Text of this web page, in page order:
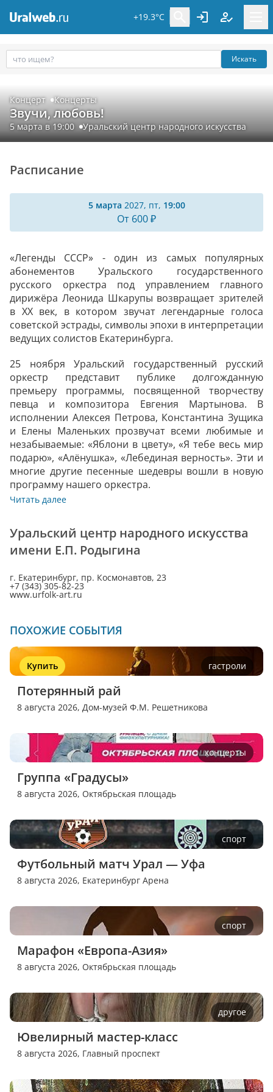
+19.3°C
Искать
Концерт Концерты
Звучи, любовь!
5 марта в 19:00 Уральский центр народного искусства
Расписание
5 марта 2027, пт, 19:00
От 600 ₽
«Легенды СССР» - один из самых популярных
абонементов Уральского государственного
русского оркестра под управлением главного
дирижёра Леонида Шкарупы возвращает зрителей
в XX век, в котором звучат легендарные голоса
советской эстрады, символы эпохи в интерпретации
ведущих солистов Екатеринбурга.
25 ноября Уральский государственный русский
оркестр представит публике долгожданную
премьеру программы, посвященной творчеству
певца и композитора Евгения Мартынова. В
исполнении Алексея Петрова, Константина Зущика
и Елены Маленьких прозвучат всеми любимые и
незабываемые: «Яблони в цвету», «Я тебе весь мир
подарю», «Алёнушка», «Лебединая верность». Эти и
многие другие песенные шедевры вошли в новую
программу нашего оркестра.
Читать далее
Уральский центр народного искусства
имени Е.П. Родыгина
г. Екатеринбург, пр. Космонавтов, 23
+7 (343) 305-82-23
www.urfolk-art.ru
ПОХОЖИЕ СОБЫТИЯ
Купить гастроли
Потерянный рай
8 августа 2026, Дом-музей Ф.М. Решетникова
концерты
Группа «Градусы»
8 августа 2026, Октябрьская площадь
спорт
Футбольный матч Урал — Уфа
8 августа 2026, Екатеринбург Арена
спорт
Марафон «Европа-Азия»
8 августа 2026, Октябрьская площадь
другое
Ювелирный мастер-класс
8 августа 2026, Главный проспект